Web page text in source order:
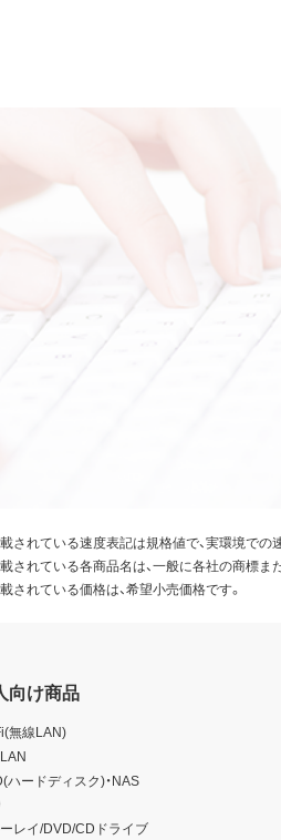
されている速度表記は規格値で、実環境での
されている各商品名は、一般に各社の商標ま
されている価格は、希望小売価格です。
向け商品
無線LAN)
ハードディスク)・NAS
レイ/DVD/CDドライブ